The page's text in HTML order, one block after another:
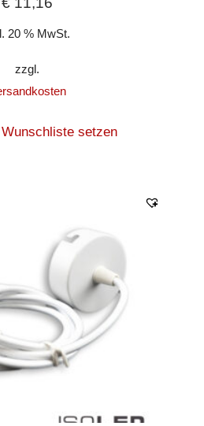
20 % MwSt.
zzgl.
setzen